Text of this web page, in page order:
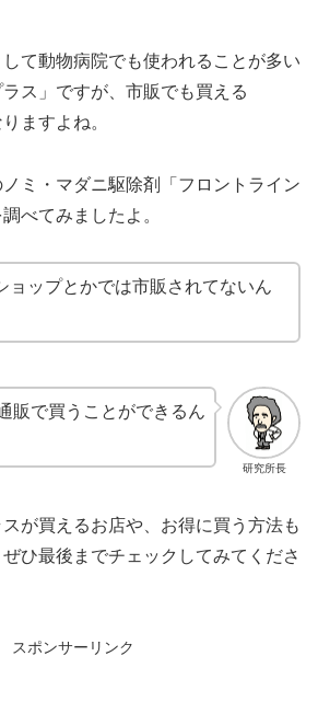
て動物病院でも使われることが多い
ラス」ですが、市販でも買える
ますよね。
ミ・マダニ駆除剤「フロントライン
べてみましたよ。
ョップとかでは市販されてないん
研究所長
販で買うことができるん
が買えるお店や、お得に買う方法も
ひ最後までチェックしてみてくださ
スポンサーリンク